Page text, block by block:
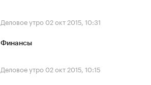
Деловое утро 02 окт 2015, 10:31
Финансы
Деловое утро 02 окт 2015, 10:15